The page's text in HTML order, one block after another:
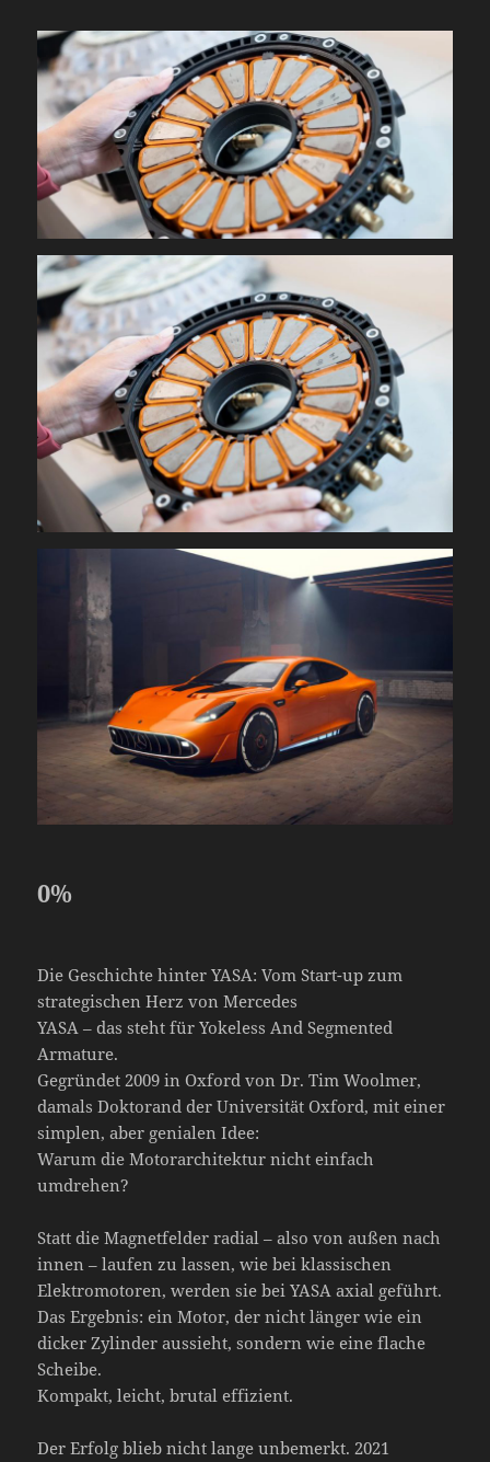
0%
Die Geschichte hinter YASA: Vom Start-up zum
strategischen Herz von Mercedes
YASA – das steht für Yokeless And Segmented
Armature.
Gegründet 2009 in Oxford von Dr. Tim Woolmer,
damals Doktorand der Universität Oxford, mit einer
simplen, aber genialen Idee:
Warum die Motorarchitektur nicht einfach
umdrehen?
Statt die Magnetfelder radial – also von außen nach
innen – laufen zu lassen, wie bei klassischen
Elektromotoren, werden sie bei YASA axial geführt.
Das Ergebnis: ein Motor, der nicht länger wie ein
dicker Zylinder aussieht, sondern wie eine flache
Scheibe.
Kompakt, leicht, brutal effizient.
Der Erfolg blieb nicht lange unbemerkt. 2021